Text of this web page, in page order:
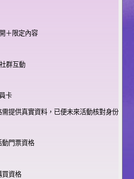
＋限定內容
群互動
卡
提供真實資料，已便未來活動核對身份
動門票資格
買資格